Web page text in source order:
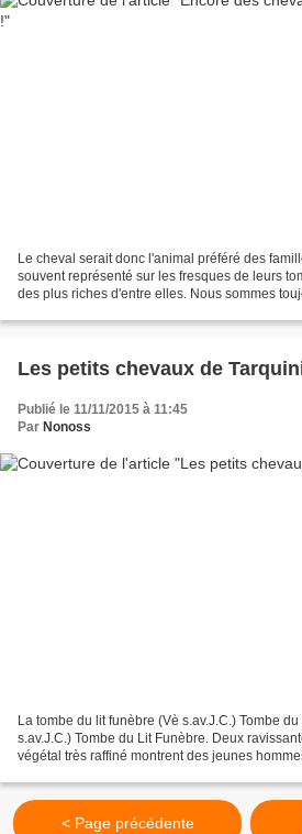
Le cheval serait donc l'animal préféré des
souvent représenté sur les fresques de leurs
des plus riches d'entre elles. Nous sommes
Les petits chevaux de
Publié le 11/11/2015 à 11:45
Par Nonoss
La tombe du lit funèbre (Vè s.av.J.C.) Tombe
s.av.J.C.) Tombe du Lit Funèbre. Deux
végétal très raffiné montrent des jeunes
< Page précédente